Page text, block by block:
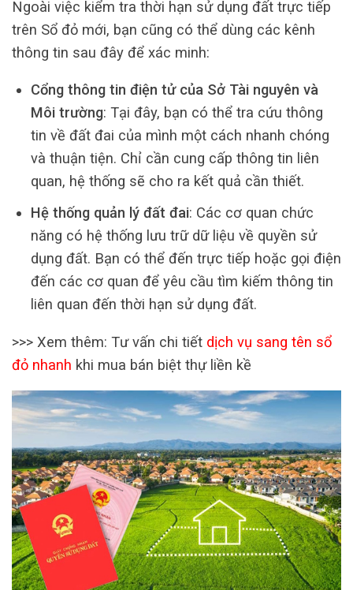
Ngoài việc kiểm tra thời hạn sử dụng đất trực tiếp
trên Sổ đỏ mới, bạn cũng có thể dùng các kênh
thông tin sau đây để xác minh:
Cổng thông tin điện tử của Sở Tài nguyên và
Môi trường: Tại đây, bạn có thể tra cứu thông
tin về đất đai của mình một cách nhanh chóng
và thuận tiện. Chỉ cần cung cấp thông tin liên
quan, hệ thống sẽ cho ra kết quả cần thiết.
Hệ thống quản lý đất đai: Các cơ quan chức
năng có hệ thống lưu trữ dữ liệu về quyền sử
dụng đất. Bạn có thể đến trực tiếp hoặc gọi điện
đến các cơ quan để yêu cầu tìm kiếm thông tin
liên quan đến thời hạn sử dụng đất.
>>> Xem thêm: Tư vấn chi tiết dịch vụ sang tên sổ
đỏ nhanh khi mua bán biệt thự liền kề